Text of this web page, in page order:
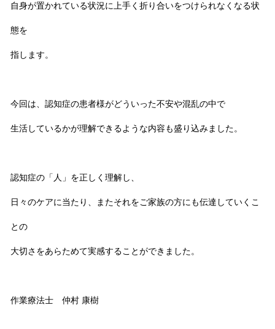
自身が置かれている状況に上手く折り合いをつけられなくなる状
態を
指します。
今回は、認知症の患者様がどういった不安や混乱の中で
生活しているかが理解できるような内容も盛り込みました。
認知症の「人」を正しく理解し、
日々のケアに当たり、またそれをご家族の方にも伝達していくこ
との
大切さをあらためて実感することができました。
作業療法士 仲村 康樹